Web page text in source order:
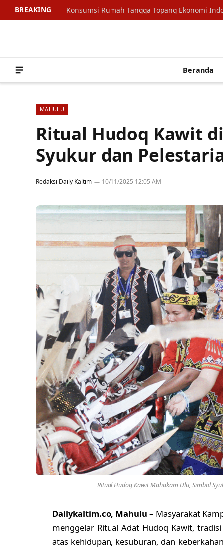
BREAKING
Beranda
MAHULU
Ritual Hudoq Kawit
Syukur dan
Redaksi Daily Kaltim 10/11/2025 12:05 AM
Ritual Hudoq Kawit Mahakam Ulu, Simbol
Dailykaltim.co, Mahulu– Masyarakat
menggelar Ritual Adat Hudoq Kawit,
atas kehidupan, kesuburan, dan